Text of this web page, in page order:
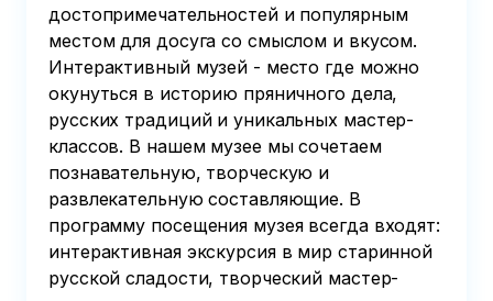
достопримечательностей и популярным
местом для досуга со смыслом и вкусом.
Интерактивный музей - место где можно
окунуться в историю пряничного дела,
русских традиций и уникальных мастер-
классов. В нашем музее мы сочетаем
познавательную, творческую и
развлекательную составляющие. В
программу посещения музея всегда входят:
интерактивная экскурсия в мир старинной
русской сладости, творческий мастер-